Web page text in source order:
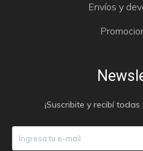
Envíos y
¡Suscribite y recibí